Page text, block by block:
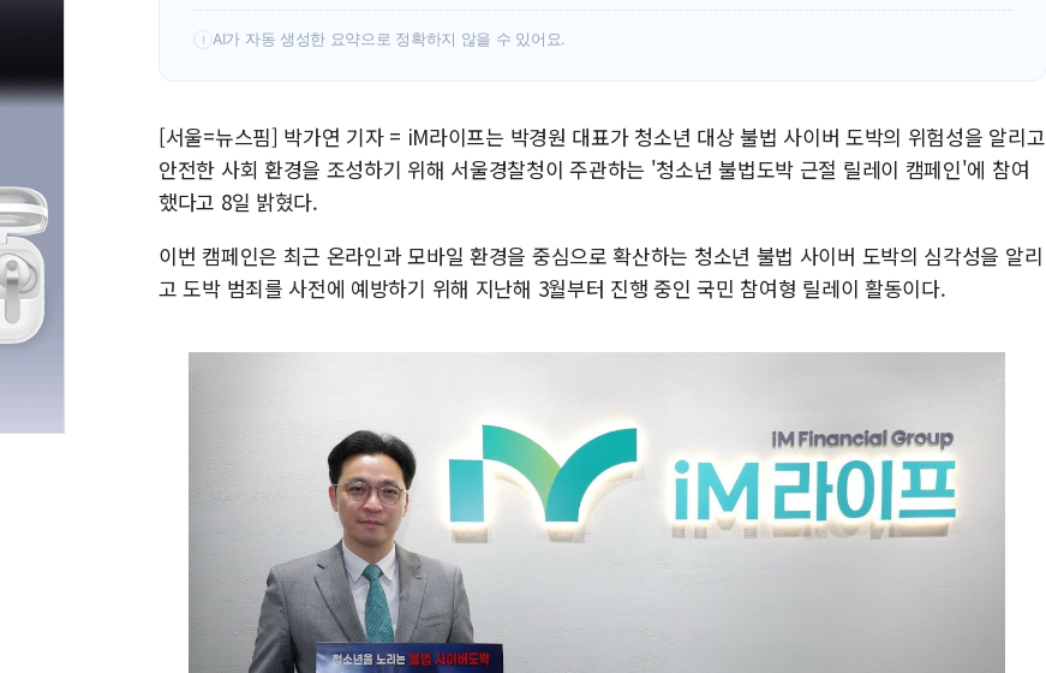
! AI가 자동 생성한 요약으로 정확하지 않을 수 있어요.
[서울=뉴스핌] 박가연 기자 = iM라이프는 박경원 대표가 청소년 대상 불법 사이버 도박의 위험성을 알리고
안전한 사회 환경을 조성하기 위해 서울경찰청이 주관하는 '청소년 불법도박 근절 릴레이 캠페인'에 참여
했다고 8일 밝혔다.
이번 캠페인은 최근 온라인과 모바일 환경을 중심으로 확산하는 청소년 불법 사이버 도박의 심각성을 알리
고 도박 범죄를 사전에 예방하기 위해 지난해 3월부터 진행 중인 국민 참여형 릴레이 활동이다.